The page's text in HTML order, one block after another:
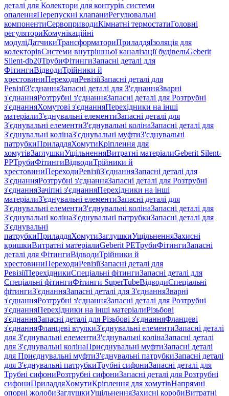
деталі для Колектори для контурів системи
опаленняПерепускні клапаниРегулювальні
компонентиСервоприводиКімнатні термостатиГоловні
регуляториКомунікаційні
модуліДатчикиТрансформаториПриладдяІзоляція для
колекторівСистеми внутрішньої каналізації будівельGeberit
Silent-db20ТрубиФітингиЗапасні деталі для
ФітингиВідводиТрійники й
хрестовиниПереходиРевізіїЗапасні деталі для
РевізіїЗ'єднанняЗапасні деталі для З'єднанняЗварні
з'єднанняРозтрубні з'єднанняЗапасні деталі для Розтрубні
з'єднанняХомутові з'єднанняПерехідники на інші
матеріалиЗ'єднувальні елементиЗапасні деталі для
З'єднувальні елементиЗ'єднувальні колінаЗапасні деталі для
З'єднувальні колінаЗ'єднувальні муфтиЗ'єднувальні
патрубкиПриладдяХомутиКріплення для
хомутівЗаглушкиУщільненняВитратні матеріалиGeberit Silent-
PPТрубиФітингиВідводиТрійники й
хрестовиниПереходиРевізіїЗ'єднанняЗапасні деталі для
З'єднанняРозтрубні з'єднанняЗапасні деталі для Розтрубні
з'єднанняЗачіпні з'єднанняПерехідники на інші
матеріалиЗ'єднувальні елементиЗапасні деталі для
З'єднувальні елементиЗ'єднувальні колінаЗапасні деталі для
З'єднувальні колінаЗ'єднувальні патрубкиЗапасні деталі для
З'єднувальні
патрубкиПриладдяХомутиЗаглушкиУщільненняЗахисні
кришкиВитратні матеріалиGeberit PEТрубиФітингиЗапасні
деталі для ФітингиВідводиТрійники й
хрестовиниПереходиРевізіїЗапасні деталі для
РевізіїПерехідникиСпеціальні фітингиЗапасні деталі для
Спеціальні фітингиФітинги SuperTubeВідводиСпеціальні
фітингиЗ'єднанняЗапасні деталі для З'єднанняЗварні
з'єднанняРозтрубні з'єднанняЗапасні деталі для Розтрубні
з'єднанняПерехідники на інші матеріалиРізьбові
з'єднанняЗапасні деталі для Різьбові з'єднанняФланцеві
з'єднанняФланцеві втулкиЗ'єднувальні елементиЗапасні деталі
для З'єднувальні елементиЗ'єднувальні колінаЗапасні деталі
для З'єднувальні колінаПриєднувальні муфтиЗапасні деталі
для Приєднувальні муфтиЗ'єднувальні патрубкиЗапасні деталі
для З'єднувальні патрубкиТрубні сифониЗапасні деталі для
Трубні сифониРозтрубні сифониЗапасні деталі для Розтрубні
сифониПриладдяХомутиКріплення для хомутівНапрямні
опорні жолобиЗаглушкиУщільненняЗахисні коробиВитратні